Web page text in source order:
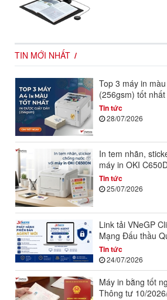
TIN MỚI NHẤT
Top 3 máy in
(256gsm) tốt
Tin tức
28/07/2026
In tem nhãn,
máy in OKI
Tin tức
25/07/2026
Link tải VNeGP
Mạng Đấu thầu
Tin tức
24/07/2026
Máy in bằng tốt
Thông tư 10/